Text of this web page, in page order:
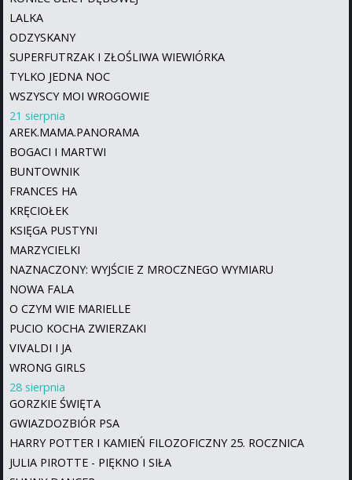
LALKA
ODZYSKANY
SUPERFUTRZAK I ZŁOŚLIWA WIEWIÓRKA
TYLKO JEDNA NOC
WSZYSCY MOI WROGOWIE
21 sierpnia
AREK.MAMA.PANORAMA
BOGACI I MARTWI
BUNTOWNIK
FRANCES HA
KRĘCIOŁEK
KSIĘGA PUSTYNI
MARZYCIELKI
NAZNACZONY: WYJŚCIE Z MROCZNEGO WYMIARU
NOWA FALA
O CZYM WIE MARIELLE
PUCIO KOCHA ZWIERZAKI
VIVALDI I JA
WRONG GIRLS
28 sierpnia
GORZKIE ŚWIĘTA
GWIAZDOZBIÓR PSA
HARRY POTTER I KAMIEŃ FILOZOFICZNY 25. ROCZNICA
JULIA PIROTTE - PIĘKNO I SIŁA